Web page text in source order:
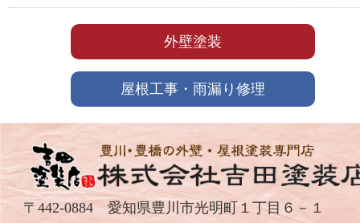
外壁塗装
屋根工事・雨漏り修理
〒442-0884 愛知県豊川市光明町１丁目６－１